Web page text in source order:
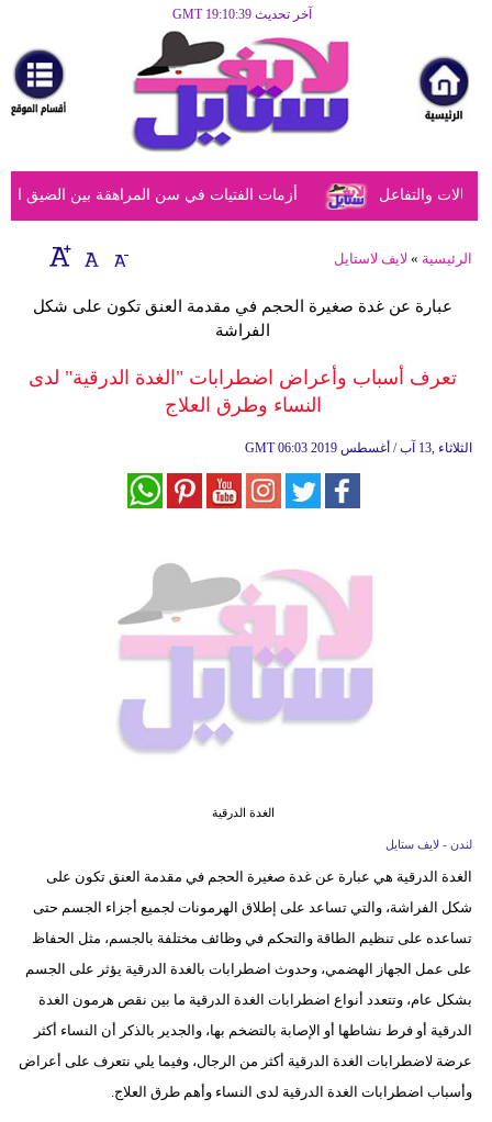
آخر تحديث GMT 19:10:39
مرأة
أزياء
أزياء
إسلامية
ديكور
سياحة
أزمات الفتيات في سن المراهقة بين الضيق والتفاعل
الرئيسية » لايف لاستايل
عبارة عن غدة صغيرة الحجم في مقدمة العنق تكون على شكل
الفراشة
تعرف أسباب وأعراض اضطرابات "الغدة الدرقية" لدى
النساء وطرق العلاج
GMT 06:03 2019 الثلاثاء ,13 آب / أغسطس
الغدة الدرقية
لندن - لايف ستايل
الغدة الدرقية هي عبارة عن غدة صغيرة الحجم في مقدمة العنق تكون على
شكل الفراشة، والتي تساعد على إطلاق الهرمونات لجميع أجزاء الجسم حتى
تساعده على تنظيم الطاقة والتحكم في وظائف مختلفة بالجسم، مثل الحفاظ
على عمل الجهاز الهضمي، وحدوث اضطرابات بالغدة الدرقية يؤثر على الجسم
بشكل عام، وتتعدد أنواع اضطرابات الغدة الدرقية ما بين نقص هرمون الغدة
الدرقية أو فرط نشاطها أو الإصابة بالتضخم بها، والجدير بالذكر أن النساء أكثر
عرضة لاضطرابات الغدة الدرقية أكثر من الرجال، وفيما يلي نتعرف على أعراض
وأسباب اضطرابات الغدة الدرقية لدى النساء وأهم طرق العلاج.